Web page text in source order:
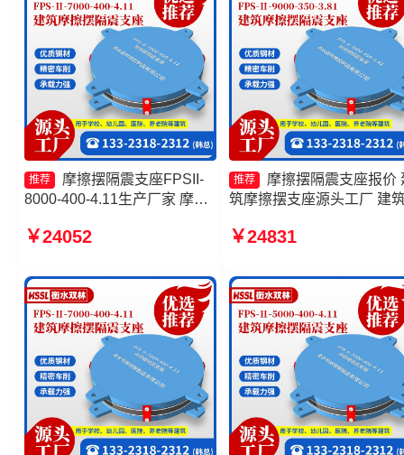
推荐
摩擦摆隔震支座FPSII-
8000-400-4.11生产厂家 摩擦
4.11厂家 摩擦摆隔震支座
厂 建筑摩擦摆式减隔震支座厂
家
￥24052
推荐
摩擦摆隔震支座报价
筑摩擦摆支座源头工厂 建
工厂 摩擦抗震支座生产厂
￥24831